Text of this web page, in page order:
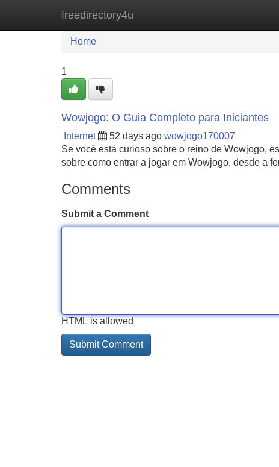
freedirectory4u
Home New Site Listings
Home
1
Wowjogo: O Guia Completo para Iniciantes
Internet 52 days ago wowjogo170007
Se você está curioso sobre o reino de Wowjogo,
sobre como entrar a jogar em Wowjogo, desde a
Comments
Submit a Comment
HTML is allowed